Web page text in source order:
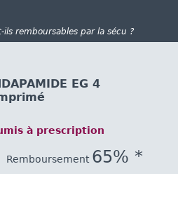
ils remboursables par la sécu ?
EG 4
à prescription
Remboursement 65% *